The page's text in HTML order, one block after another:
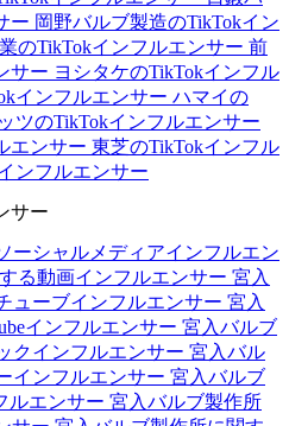
ー 岡野バルブ製造のTikTokイン
のTikTokインフルエンサー 前
サー ヨシタケのTikTokインフル
インフルエンサー ハマイの
ツのTikTokインフルエンサー
エンサー 東芝のTikTokインフル
ンフルエンサー
サー
ーシャルメディアインフルエン
る動画インフルエンサー 宮入
ューブインフルエンサー 宮入
インフルエンサー 宮入バルブ
クインフルエンサー 宮入バル
インフルエンサー 宮入バルブ
ルエンサー 宮入バルブ製作所